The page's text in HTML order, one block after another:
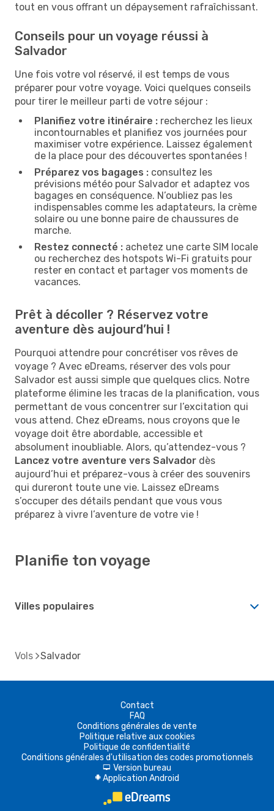
tout en vous offrant un dépaysement rafraîchissant.
Conseils pour un voyage réussi à
Salvador
Une fois votre vol réservé, il est temps de vous
préparer pour votre voyage. Voici quelques conseils
pour tirer le meilleur parti de votre séjour :
Planifiez votre itinéraire : recherchez les lieux
incontournables et planifiez vos journées pour
maximiser votre expérience. Laissez également
de la place pour des découvertes spontanées !
Préparez vos bagages : consultez les
prévisions météo pour Salvador et adaptez vos
bagages en conséquence. N’oubliez pas les
indispensables comme les adaptateurs, la crème
solaire ou une bonne paire de chaussures de
marche.
Restez connecté : achetez une carte SIM locale
ou recherchez des hotspots Wi-Fi gratuits pour
rester en contact et partager vos moments de
vacances.
Prêt à décoller ? Réservez votre
aventure dès aujourd’hui !
Pourquoi attendre pour concrétiser vos rêves de
voyage ? Avec eDreams, réserver des vols pour
Salvador est aussi simple que quelques clics. Notre
plateforme élimine les tracas de la planification, vous
permettant de vous concentrer sur l’excitation qui
vous attend. Chez eDreams, nous croyons que le
voyage doit être abordable, accessible et
absolument inoubliable. Alors, qu’attendez-vous ?
Lancez votre aventure vers Salvador dès
aujourd’hui et préparez-vous à créer des souvenirs
qui dureront toute une vie. Laissez eDreams
s’occuper des détails pendant que vous vous
préparez à vivre l’aventure de votre vie !
Planifie ton voyage
Villes populaires
Vols Salvador
Contact
FAQ
Conditions générales de vente
Politique relative aux cookies
Politique de confidentialité
Conditions générales d'utilisation des codes promotionnels
d Version bureau
A Application Android